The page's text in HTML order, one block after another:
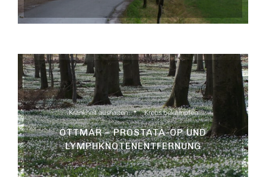
Krankheit aushalten Krebs bekämpfen
OTTMAR – PROSTATA-OP UND
LYMPHKNOTENENTFERNUNG